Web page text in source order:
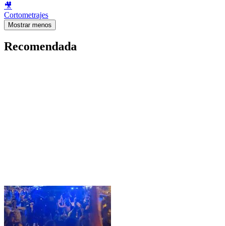
🎥
Cortometrajes
Mostrar menos
Recomendada